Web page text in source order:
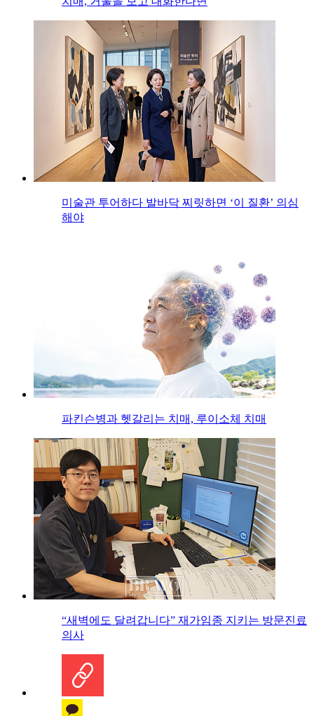
미술관 투어하다 발바닥 찌릿하면 ‘이 질환’ 의심
해야
파킨슨병과 헷갈리는 치매, 루이소체 치매
“새벽에도 달려갑니다” 재가임종 지키는 방문진료
의사